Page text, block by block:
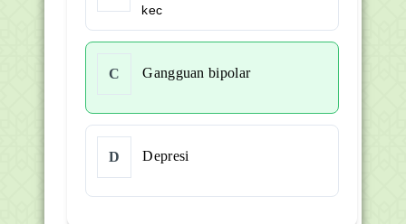
kec
C Gangguan bipolar
D Depresi